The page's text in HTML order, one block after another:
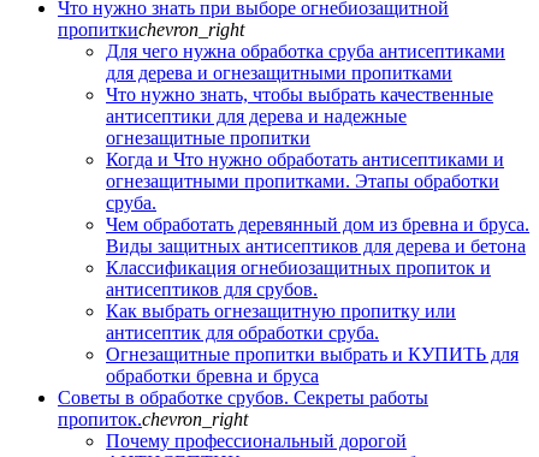
Что нужно знать при выборе огнебиозащитной
пропиткиchevron_right
Для чего нужна обработка сруба антисептиками
для дерева и огнезащитными пропитками
Что нужно знать, чтобы выбрать качественные
антисептики для дерева и надежные
огнезащитные пропитки
Когда и Что нужно обработать антисептиками и
огнезащитными пропитками. Этапы обработки
сруба.
Чем обработать деревянный дом из бревна и бруса.
Виды защитных антисептиков для дерева и бетона
Классификация огнебиозащитных пропиток и
антисептиков для срубов.
Как выбрать огнезащитную пропитку или
антисептик для обработки сруба.
Огнезащитные пропитки выбрать и КУПИТЬ для
обработки бревна и бруса
Советы в обработке срубов. Секреты работы
пропиток.chevron_right
Почему профессиональный дорогой